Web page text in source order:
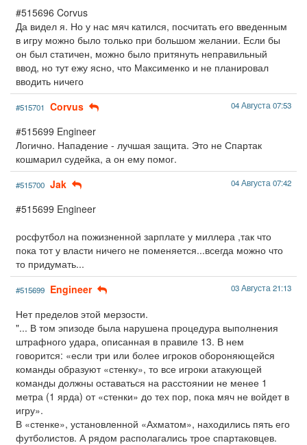
#515696 Corvus
Да видел я. Но у нас мяч катился, посчитать его введенным
в игру можно было только при большом желании. Если бы
он был статичен, можно было притянуть неправильный
ввод, но тут ежу ясно, что Максименко и не планировал
вводить ничего
#515701 Corvus 04 Августа 07:53
#515699 Engineer
Логично. Нападение - лучшая защита. Это не Спартак
кошмарил судейка, а он ему помог.
#515700 Jak 04 Августа 07:42
#515699 Engineer
росфутбол на пожизненной зарплате у миллера ,так что
пока тот у власти ничего не поменяется...всегда можно что
то придумать...
#515699 Engineer 03 Августа 21:13
Нет пределов этой мерзости.
"... В том эпизоде была нарушена процедура выполнения
штрафного удара, описанная в правиле 13. В нем
говорится: «если три или более игроков обороняющейся
команды образуют «стенку», то все игроки атакующей
команды должны оставаться на расстоянии не менее 1
метра (1 ярда) от «стенки» до тех пор, пока мяч не войдет в
игру».
В «стенке», установленной «Ахматом», находились пять его
футболистов. А рядом располагались трое спартаковцев.